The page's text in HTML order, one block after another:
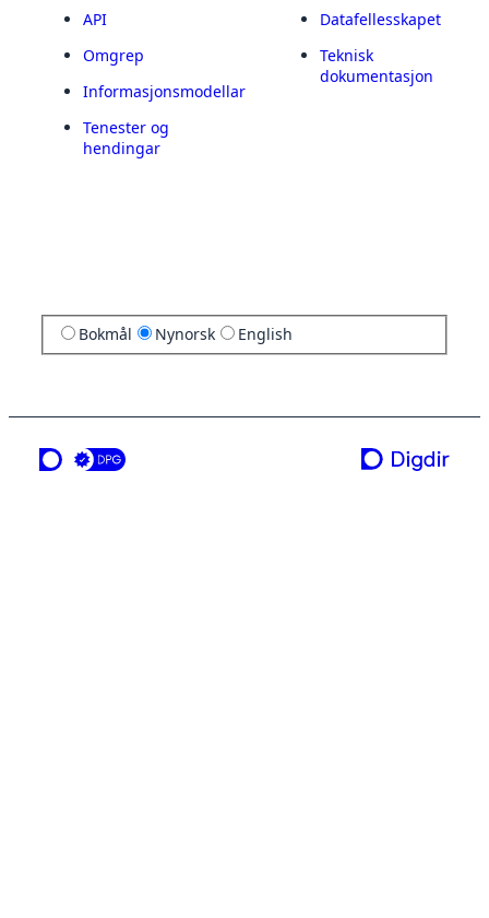
API
Omgrep
Informasjonsmodellar
Tenester og
hendingar
Datafellesskapet
Teknisk
dokumentasjon
Bokmål Nynorsk English